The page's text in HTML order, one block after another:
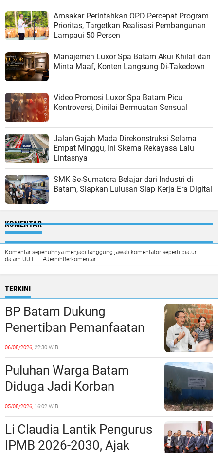
Amsakar Perintahkan OPD Percepat Program
Prioritas, Targetkan Realisasi Pembangunan
Lampaui 50 Persen
Manajemen Luxor Spa Batam Akui Khilaf dan
Minta Maaf, Konten Langsung Di-Takedown
Video Promosi Luxor Spa Batam Picu
Kontroversi, Dinilai Bermuatan Sensual
Jalan Gajah Mada Direkonstruksi Selama
Empat Minggu, Ini Skema Rekayasa Lalu
Lintasnya
SMK Se-Sumatera Belajar dari Industri di
Batam, Siapkan Lulusan Siap Kerja Era Digital
KOMENTAR
Komentar sepenuhnya menjadi tanggung jawab komentator seperti diatur
dalam UU ITE. #JernihBerkomentar
TERKINI
BP Batam Dukung
Penertiban Pemanfaatan
Ruang Laut Sesuai
Ketentuan Peraturan
Perundang-undangan
06/08/2026, 22:30 WIB
Puluhan Warga Batam
Diduga Jadi Korban
Penipuan Kavling Hingga
Miliaran Rupiah, Laporan ke
Polda Kepri Jalan di
05/08/2026, 16:02 WIB
Li Claudia Lantik Pengurus
IPMB 2026-2030, Ajak